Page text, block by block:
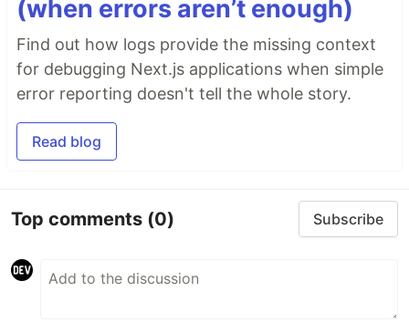
(when errors aren’t enough)
Find out how logs provide the missing context
for debugging Next.js applications when simple
error reporting doesn't tell the whole story.
Read blog
Top comments (0) Subscribe